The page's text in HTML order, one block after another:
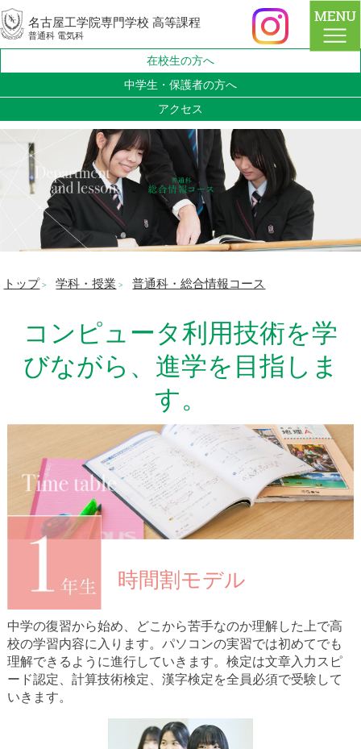
名古屋工学院専門学校 高等課程
普通科 電気科
在校生の方へ
中学生・保護者の方へ
アクセス
トップ > 学科・授業 > 普通科・総合情報コース
コンピュータ利用技術を学
びながら、進学を目指しま
す。
時間割モデル
中学の復習から始め、どこから苦手なのか理解した上で高
校の学習内容に入ります。パソコンの実習では初めてでも
理解できるように進行していきます。検定は文章入力スピ
ード認定、計算技術検定、漢字検定を全員必須で受験して
いきます。